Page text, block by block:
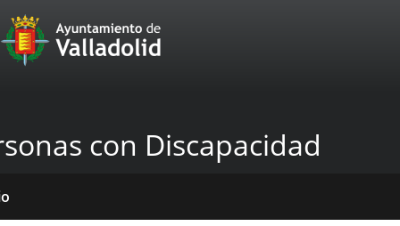
Portal
Web
Ayuntamiento
de
Valladolid
con Discapacidad